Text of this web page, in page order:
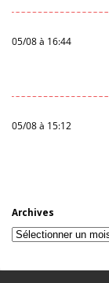
05/08 à 16:44
05/08 à 15:12
Archives
Archives